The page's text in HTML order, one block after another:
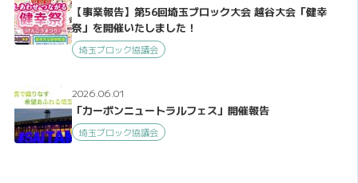
【事業報告】第56回埼玉ブロック大会 越谷大会「健幸
祭」を開催いたしました！
埼玉ブロック協議会
2026.06.01
「カーボンニュートラルフェス」開催報告
埼玉ブロック協議会